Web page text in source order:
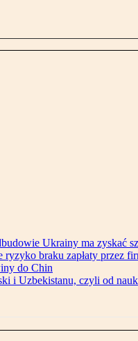
Ukrainy ma zyskać
braku zapłaty przez
do Chin
i Uzbekistanu, czyli od